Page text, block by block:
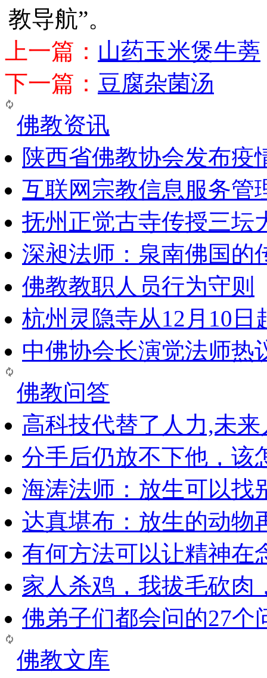
教导航”。
上一篇： 山药玉米煲牛蒡
下一篇： 豆腐杂菌汤
佛教资讯
陕西省佛教协会发布疫
互联网宗教信息服务管
抚州正觉古寺传授三坛
深昶法师：泉南佛国的
佛教教职人员行为守则
杭州灵隐寺从12月10日
中佛协会长演觉法师热
佛教问答
高科技代替了人力,未
分手后仍放不下他，该
海涛法师：放生可以找
达真堪布：放生的动物
有何方法可以让精神在
家人杀鸡，我拔毛砍肉
佛弟子们都会问的27个
佛教文库